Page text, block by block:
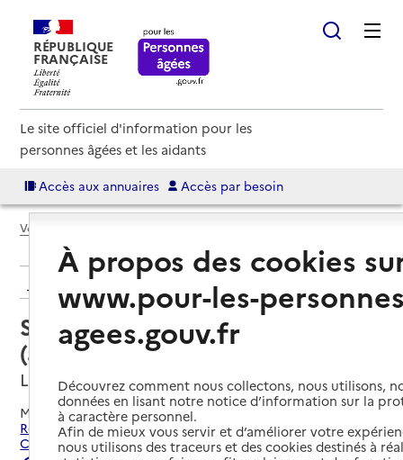
RÉPUBLIQUE
FRANÇAISE
Le site officiel d'information pour les
personnes âgées et les aidants
Accès aux annuaires Accès par besoin
Voir le fil d’Ariane
Retour aux résultats de l'annuaire
Service autonomie à domicile
(aide) – Réseau APA 71
Le Creusot, SAONE-ET-LOIRE
Mis à jour le06/08/2026
Rechercher les établissements et services autour de Le
Creusot.
À propos des cookies
www.pour-les-
agees.gouv.fr
Découvrez comment nous collectons, nous utilisons,
données en lisant notre notice d’information sur la
à caractère personnel.
Afin de mieux vous servir et d’améliorer votre
nous utilisons des traceurs et des cookies destinés à